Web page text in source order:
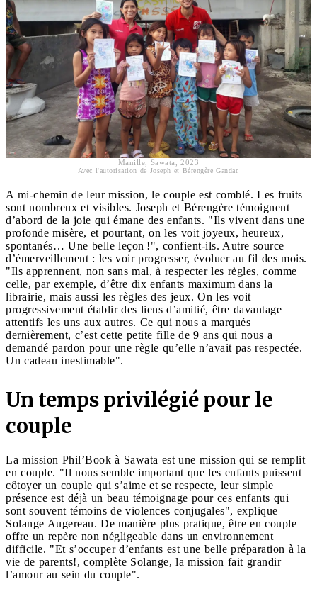
Manille, Sawata, 2023
Avec l'autorisation de Joseph et Bérengère Gandar.
A mi-chemin de leur mission, le couple est comblé. Les fruits
sont nombreux et visibles. Joseph et Bérengère témoignent
d’abord de la joie qui émane des enfants. "Ils vivent dans une
profonde misère, et pourtant, on les voit joyeux, heureux,
spontanés… Une belle leçon !", confient-ils. Autre source
d’émerveillement : les voir progresser, évoluer au fil des mois.
"Ils apprennent, non sans mal, à respecter les règles, comme
celle, par exemple, d’être dix enfants maximum dans la
librairie, mais aussi les règles des jeux. On les voit
progressivement établir des liens d’amitié, être davantage
attentifs les uns aux autres. Ce qui nous a marqués
dernièrement, c’est cette petite fille de 9 ans qui nous a
demandé pardon pour une règle qu’elle n’avait pas respectée.
Un cadeau inestimable".
Un temps privilégié pour le
couple
La mission Phil’Book à Sawata est une mission qui se remplit
en couple. "Il nous semble important que les enfants puissent
côtoyer un couple qui s’aime et se respecte, leur simple
présence est déjà un beau témoignage pour ces enfants qui
sont souvent témoins de violences conjugales", explique
Solange Augereau. De manière plus pratique, être en couple
offre un repère non négligeable dans un environnement
difficile. "Et s’occuper d’enfants est une belle préparation à la
vie de parents!, complète Solange, la mission fait grandir
l’amour au sein du couple".